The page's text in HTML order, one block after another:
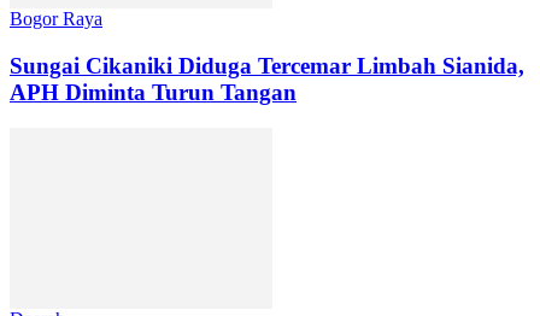
Bogor Raya
Sungai Cikaniki Diduga Tercemar Limbah Sianida,
APH Diminta Turun Tangan